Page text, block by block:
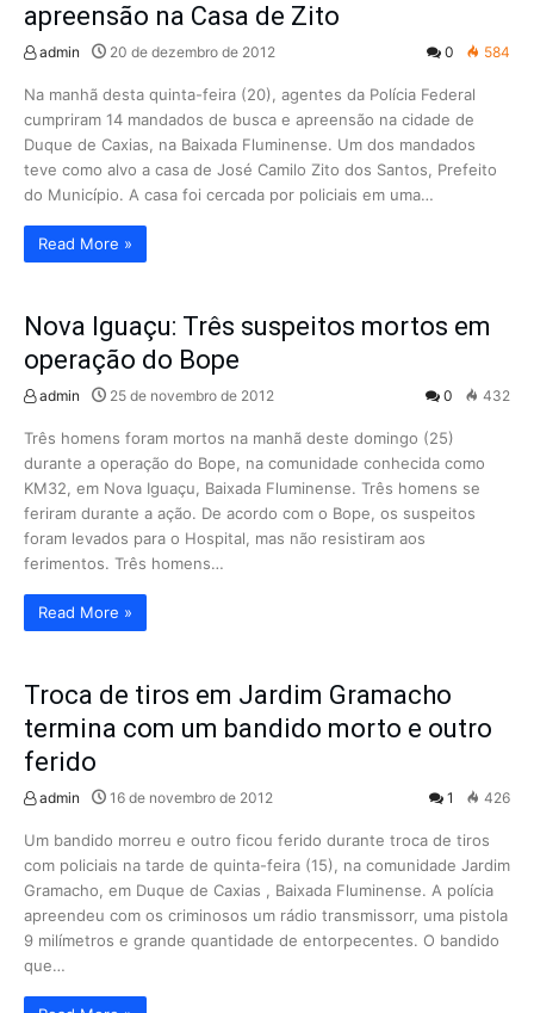
apreensão na Casa de Zito
admin 20 de dezembro de 2012 0 584
Na manhã desta quinta-feira (20), agentes da Polícia Federal
cumpriram 14 mandados de busca e apreensão na cidade de
Duque de Caxias, na Baixada Fluminense. Um dos mandados
teve como alvo a casa de José Camilo Zito dos Santos, Prefeito
do Município. A casa foi cercada por policiais em uma…
Read More »
Nova Iguaçu: Três suspeitos mortos em
operação do Bope
admin 25 de novembro de 2012 0 432
Três homens foram mortos na manhã deste domingo (25)
durante a operação do Bope, na comunidade conhecida como
KM32, em Nova Iguaçu, Baixada Fluminense. Três homens se
feriram durante a ação. De acordo com o Bope, os suspeitos
foram levados para o Hospital, mas não resistiram aos
ferimentos. Três homens…
Read More »
Troca de tiros em Jardim Gramacho
termina com um bandido morto e outro
ferido
admin 16 de novembro de 2012 1 426
Um bandido morreu e outro ficou ferido durante troca de tiros
com policiais na tarde de quinta-feira (15), na comunidade Jardim
Gramacho, em Duque de Caxias , Baixada Fluminense. A polícia
apreendeu com os criminosos um rádio transmissorr, uma pistola
9 milímetros e grande quantidade de entorpecentes. O bandido
que…